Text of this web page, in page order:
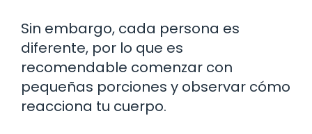
Sin embargo, cada persona es
diferente, por lo que es
recomendable comenzar con
pequeñas porciones y observar cómo
reacciona tu cuerpo.